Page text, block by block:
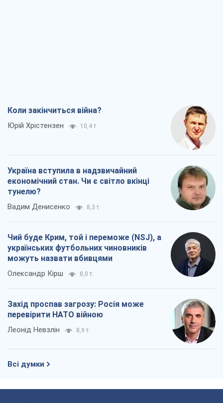
Коли закінчиться війна?
Юрій Хрістензен 10,4 т.
Україна вступила в надзвичайний
економічний стан. Чи є світло вкінці
тунелю?
Вадим Денисенко 8,3 т.
Чий буде Крим, той і переможе (NSJ), а
українських футбольних чиновників
можуть назвати вбивцями
Олександр Кірш 8,0 т.
Захід проспав загрозу: Росія може
перевірити НАТО війною
Леонід Невзлін 8,9 т.
Всі думки